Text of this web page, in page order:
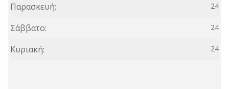
Παρασκευή: 24
Σάββατο: 24
Κυριακή: 24